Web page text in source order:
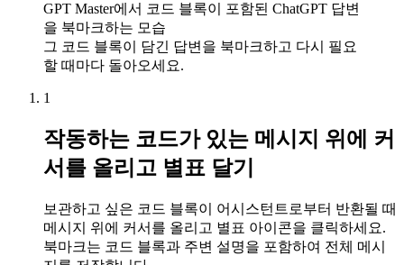
GPT Master에서 코드 블록이 포함된 ChatGPT 답변
을 북마크하는 모습
그 코드 블록이 담긴 답변을 북마크하고 다시 필요
할 때마다 돌아오세요.
1
작동하는 코드가 있는 메시지 위에 커
서를 올리고 별표 달기
보관하고 싶은 코드 블록이 어시스턴트로부터 반환될 때
메시지 위에 커서를 올리고 별표 아이콘을 클릭하세요.
북마크는 코드 블록과 주변 설명을 포함하여 전체 메시